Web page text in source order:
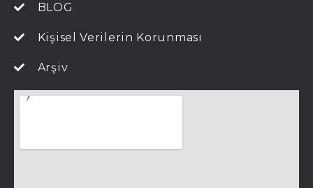
BLOG
Kişisel Verilerin Korunması
Arşiv